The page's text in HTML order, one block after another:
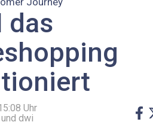
Security
EU-DSGVO
das
Uhr
und dwi